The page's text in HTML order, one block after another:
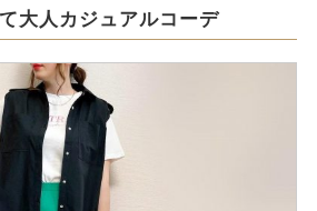
大人カジュアルコーデ